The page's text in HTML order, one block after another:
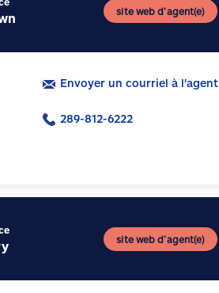
site web d’agent(e)
Envoyer un courriel à l'agent
289-812-6222
site web d’agent(e)